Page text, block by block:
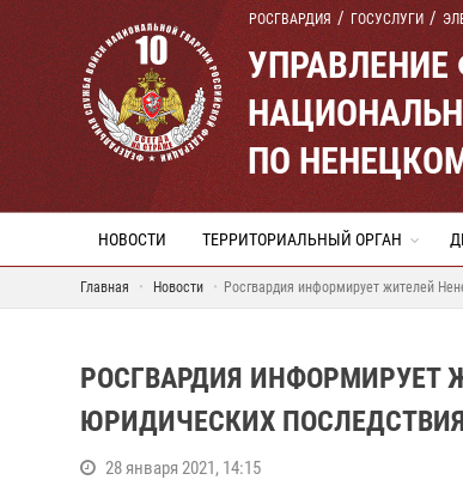
РОСГВАРДИЯ ГОСУСЛУГИ
ПО
НОВОСТИ ТЕРРИТОРИАЛЬНЫЙ ОРГАН
Главная Новости Росгвардия информирует жителей
РОСГВАРДИЯ ИНФОРМИРУЕТ
ЮРИДИЧЕСКИХ
28 января 2021, 14:15